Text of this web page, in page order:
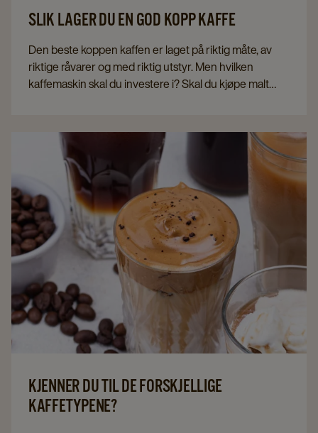
SLIK LAGER DU EN GOD KOPP KAFFE
Den beste koppen kaffen er laget på riktig måte, av
riktige råvarer og med riktig utstyr. Men hvilken
kaffemaskin skal du investere i? Skal du kjøpe malt
smaken? Alt dette får du svar på i vår veiledning til
hvordan du lager en god kopp kaffe. Her skal vi se
nærmere på 7 faktorer som har betydning for hvordan
kaffen smaker.
KJENNER DU TIL DE FORSKJELLIGE
KAFFETYPENE?